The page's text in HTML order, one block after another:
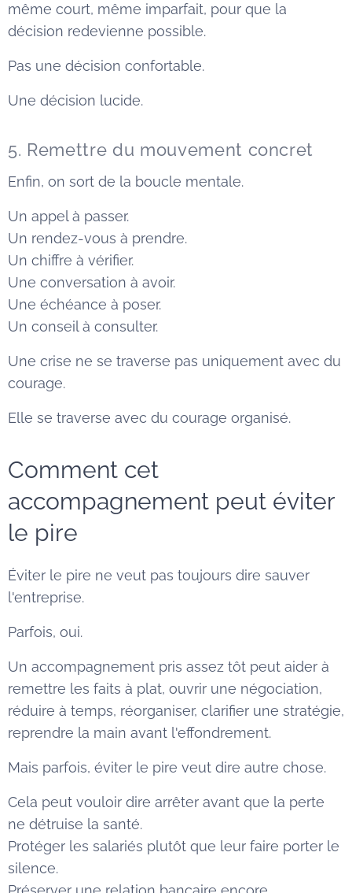
même court, même imparfait, pour que la
décision redevienne possible.
Pas une décision confortable.
Une décision lucide.
5. Remettre du mouvement concret
Enfin, on sort de la boucle mentale.
Un appel à passer.
Un rendez-vous à prendre.
Un chiffre à vérifier.
Une conversation à avoir.
Une échéance à poser.
Un conseil à consulter.
Une crise ne se traverse pas uniquement avec du
courage.
Elle se traverse avec du courage organisé.
Comment cet
accompagnement peut éviter
le pire
Éviter le pire ne veut pas toujours dire sauver
l'entreprise.
Parfois, oui.
Un accompagnement pris assez tôt peut aider à
remettre les faits à plat, ouvrir une négociation,
réduire à temps, réorganiser, clarifier une stratégie,
reprendre la main avant l'effondrement.
Mais parfois, éviter le pire veut dire autre chose.
Cela peut vouloir dire arrêter avant que la perte
ne détruise la santé.
Protéger les salariés plutôt que leur faire porter le
silence.